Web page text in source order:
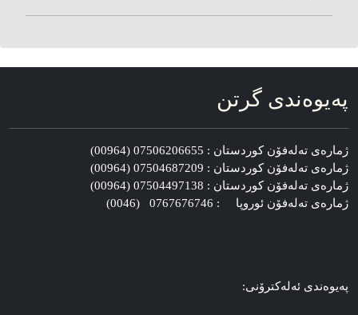
په‌یوه‌ندی گرتن
ژماره‌ی ته‌له‌فۆن کوردستان : 07506206655 (00964)
ژماره‌ی ته‌له‌فۆن کوردستان : 07504687209 (00964)
ژماره‌ی ته‌له‌فۆن کوردستان : 07504497138 (00964)
ژماره‌ی ته‌له‌فۆن ئوروپا : 0767676746 (0046)
په‌یوه‌ندی ئه‌له‌کترۆنی: